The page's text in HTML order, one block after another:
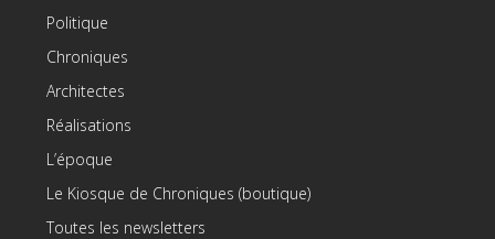
Politique
Chroniques
Architectes
Réalisations
L’époque
Le Kiosque de Chroniques (boutique)
Toutes les newsletters